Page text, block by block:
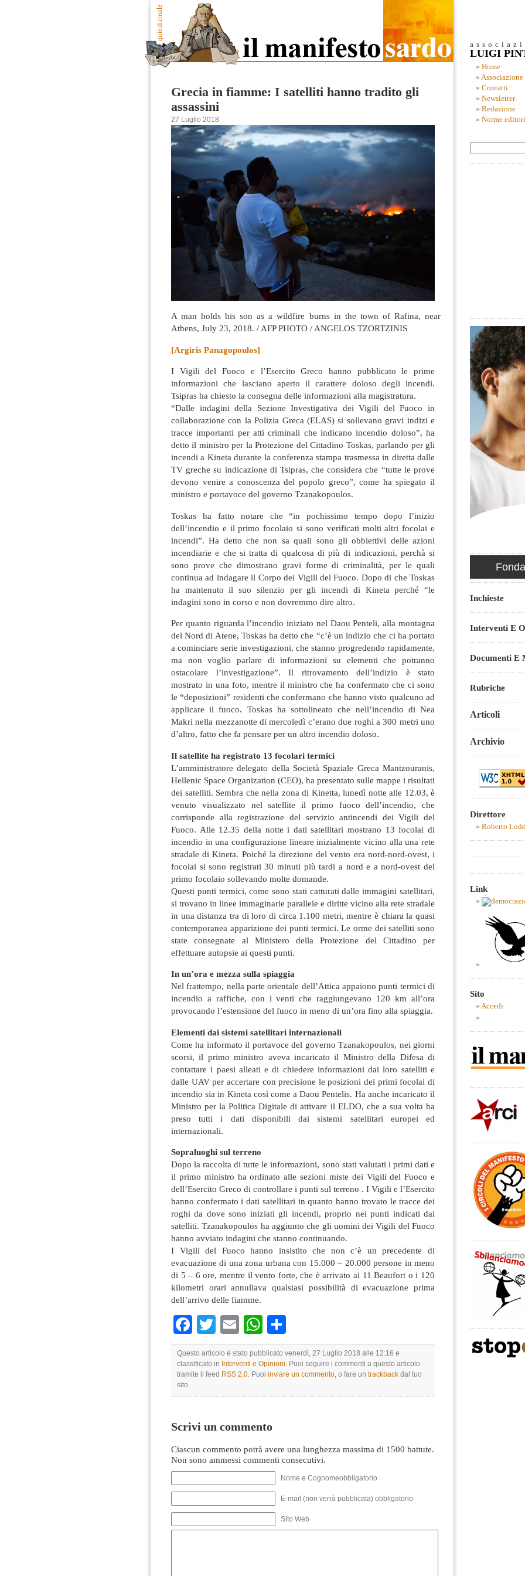
Grecia in fiamme: I satelliti hanno tradito gli
assassini
27 Luglio 2018
A man holds his son as a wildfire burns in the town of Rafina, near
Athens, July 23, 2018. / AFP PHOTO / ANGELOS TZORTZINIS
[Argiris Panagopoulos]
I Vigili del Fuoco e l’Esercito Greco hanno pubblicato le prime
informazioni che lasciano aperto il carattere doloso degli incendi.
Tsipras ha chiesto la consegna delle informazioni alla magistratura.
“Dalle indagini della Sezione Investigativa dei Vigili del Fuoco in
collaborazione con la Polizia Greca (ELAS) si sollevano gravi indizi e
tracce importanti per atti criminali che indicano incendio doloso”, ha
detto il ministro per la Protezione del Cittadino Toskas, parlando per gli
incendi a Kineta durante la conferenza stampa trasmessa in diretta dalle
TV greche su indicazione di Tsipras, che considera che “tutte le prove
devono venire a conoscenza del popolo greco”, come ha spiegato il
ministro e portavoce del governo Tzanakopoulos.
Toskas ha fatto notare che “in pochissimo tempo dopo l’inizio
dell’incendio e il primo focolaio si sono verificati molti altri focolai e
incendi”. Ha detto che non sa quali sono gli obbiettivi delle azioni
incendiarie e che si tratta di qualcosa di più di indicazioni, perchà si
sono prove che dimostrano gravi forme di criminalità, per le quali
continua ad indagare il Corpo dei Vigili del Fuoco. Dopo di che Toskas
ha mantenuto il suo silenzio per gli incendi di Kineta perché “le
indagini sono in corso e non dovremmo dire altro.
Per quanto riguarda l’incendio iniziato nel Daou Penteli, alla montagna
del Nord di Atene, Toskas ha detto che “c’è un indizio che ci ha portato
a cominciare serie investigazioni, che stanno progredendo rapidamente,
ma non voglio parlare di informazioni su elementi che potranno
ostacolare l’investigazione”. Il ritrovamento dell’indizio è stato
mostrato in una foto, mentre il ministro che ha confermato che ci sono
le “deposizioni” residenti che confermano che hanno visto qualcuno ad
applicare il fuoco. Toskas ha sottolineato che nell’incendio di Nea
Makri nella mezzanotte di mercoledì c’erano due roghi a 300 metri uno
d’altro, fatto che fa pensare per un altro incendio doloso.
Il satellite ha registrato 13 focolari termici
L’amministratore delegato della Società Spaziale Greca Mantzouranis,
Hellenic Space Organization (CEO), ha presentato sulle mappe i risultati
dei satelliti. Sembra che nella zona di Kinetta, lunedì notte alle 12.03, è
venuto visualizzato nel satellite il primo fuoco dell’incendio, che
corrisponde alla registrazione del servizio antincendi dei Vigili del
Fuoco. Alle 12.35 della notte i dati satellitari mostrano 13 focolai di
incendio in una configurazione lineare inizialmente vicino alla una rete
stradale di Kineta. Poiché la direzione del vento era nord-nord-ovest, i
focolai si sono registrati 30 minuti più tardi a nord e a nord-ovest del
primo focolaio sollevando molte domande.
Questi punti termici, come sono stati catturati dalle immagini satellitari,
si trovano in linee immaginarie parallele e diritte vicino alla rete stradale
in una distanza tra di loro di circa 1.100 metri, mentre è chiara la quasi
contemporanea apparizione dei punti termici. Le orme dei satelliti sono
state consegnate al Ministero della Protezione del Cittadino per
effettuare autopsie ai questi punti.
In un’ora e mezza sulla spiaggia
Nel frattempo, nella parte orientale dell’Attica appaiono punti termici di
incendio a raffiche, con i venti che raggiungevano 120 km all’ora
provocando l’estensione del fuoco in meno di un’ora fino alla spiaggia.
Elementi dai sistemi satellitari internazionali
Come ha informato il portavoce del governo Tzanakopoulos, nei giorni
scorsi, il primo ministro aveva incaricato il Ministro della Difesa di
contattare i paesi alleati e di chiedere informazioni dai loro satelliti e
dalle UAV per accertare con precisione le posizioni dei primi focolai di
incendio sia in Kineta così come a Daou Pentelis. Ha anche incaricato il
Ministro per la Politica Digitale di attivare il ELDO, che a sua volta ha
preso tutti i dati disponibili dai sistemi satellitari europei ed
internazionali.
Sopraluoghi sul terreno
Dopo la raccolta di tutte le informazioni, sono stati valutati i primi dati e
il primo ministro ha ordinato alle sezioni miste dei Vigili del Fuoco e
dell’Esercito Greco di controllare i punti sul terreno . I Vigili e l’Esercito
hanno confermato i dati satellitari in quanto hanno trovato le tracce dei
roghi da dove sono iniziati gli incendi, proprio nei punti indicati dai
satelliti. Tzanakopoulos ha aggiunto che gli uomini dei Vigili del Fuoco
hanno avviato indagini che stanno continuando.
I Vigili del Fuoco hanno insistito che non c’è un precedente di
evacuazione di una zona urbana con 15.000 – 20.000 persone in meno
di 5 – 6 ore, mentre il vento forte, che è arrivato ai 11 Beaufort o i 120
kilometri orari annullava qualsiasi possibilità di evacuazione prima
dell’arrivo delle fiamme.
Facebook
TwitterEmailWhatsApp
Questo articolo è stato pubblicato venerdì, 27 Luglio 2018 alle 12:16 e
classificato in Interventi e Opinioni. Puoi seguire i commenti a questo articolo
tramite il feed RSS 2.0. Puoi inviare un commento, o fare un trackback dal tuo
sito.
Scrivi un commento
Ciascun commento potrà avere una lunghezza massima di 1500 battute.
Non sono ammessi commenti consecutivi.
Nome e Cognomeobbligatorio
E-mail (non verrà pubblicata) obbligatorio
Sito Web
LUIGI
Home
Associazione
Contatti
Newsletter
Redazione
Norme
Inchieste
Interventi E
Documenti E
Rubriche
Articoli
Archivio
Direttore
Roberto
Link
Sito
Accedi